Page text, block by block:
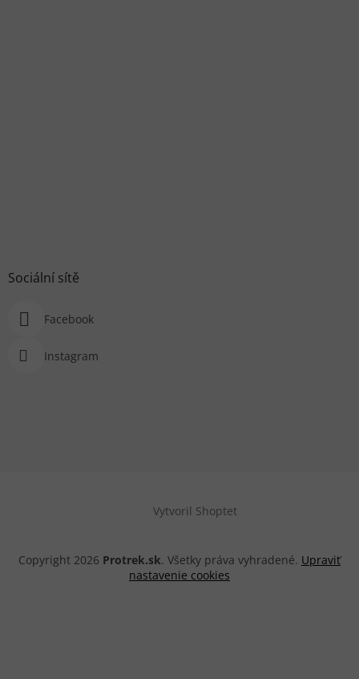
Sociální sítě
Facebook
Instagram
Vytvoril Shoptet
Copyright 2026 Protrek.sk. Všetky práva vyhradené. Upraviť
nastavenie cookies